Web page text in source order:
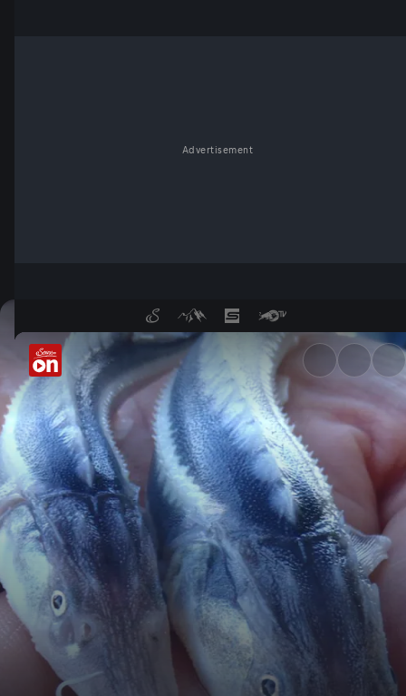
Advertisement
Der Milliarden-Dollar-Fisch -